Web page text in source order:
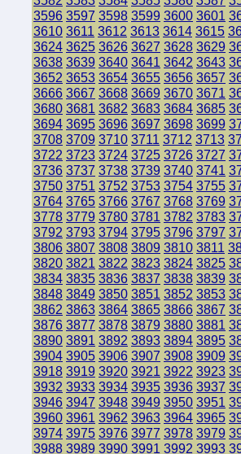
3596 3597 3598 3599 3600 3601
3610 3611 3612 3613 3614 3615
3624 3625 3626 3627 3628 3629
3638 3639 3640 3641 3642 3643
3652 3653 3654 3655 3656 3657
3666 3667 3668 3669 3670 3671
3680 3681 3682 3683 3684 3685
3694 3695 3696 3697 3698 3699
3708 3709 3710 3711 3712 3713
3722 3723 3724 3725 3726 3727
3736 3737 3738 3739 3740 3741
3750 3751 3752 3753 3754 3755
3764 3765 3766 3767 3768 3769
3778 3779 3780 3781 3782 3783
3792 3793 3794 3795 3796 3797
3806 3807 3808 3809 3810 3811
3820 3821 3822 3823 3824 3825
3834 3835 3836 3837 3838 3839
3848 3849 3850 3851 3852 3853
3862 3863 3864 3865 3866 3867
3876 3877 3878 3879 3880 3881
3890 3891 3892 3893 3894 3895
3904 3905 3906 3907 3908 3909
3918 3919 3920 3921 3922 3923
3932 3933 3934 3935 3936 3937
3946 3947 3948 3949 3950 3951
3960 3961 3962 3963 3964 3965
3974 3975 3976 3977 3978 3979
3988 3989 3990 3991 3992 3993